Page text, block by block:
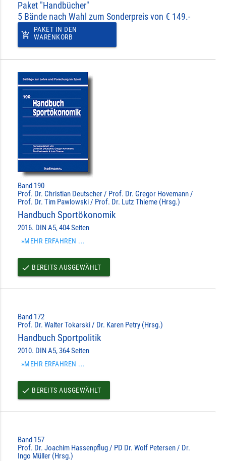
Paket "Handbücher"
5 Bände nach Wahl zum Sonderpreis von € 149.-
add_shopping_cart
PAKET IN DEN
WARENKORB
Band 190
Prof. Dr. Christian Deutscher / Prof. Dr. Gregor Hovemann /
Prof. Dr. Tim Pawlowski / Prof. Dr. Lutz Thieme (Hrsg.)
Handbuch Sportökonomik
2016. DIN A5, 404 Seiten
»MEHR ERFAHREN ...
done BEREITS AUSGEWÄHLT
Band 172
Prof. Dr. Walter Tokarski / Dr. Karen Petry (Hrsg.)
Handbuch Sportpolitik
2010. DIN A5, 364 Seiten
»MEHR ERFAHREN ...
done BEREITS AUSGEWÄHLT
Band 157
Prof. Dr. Joachim Hassenpflug / PD Dr. Wolf Petersen / Dr.
Ingo Müller (Hrsg.)